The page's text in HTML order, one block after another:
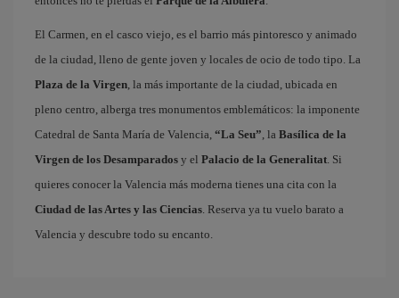
El Carmen, en el casco viejo, es el barrio más pintoresco y animado
de la ciudad, lleno de gente joven y locales de ocio de todo tipo. La
Plaza de la Virgen, la más importante de la ciudad, ubicada en
pleno centro, alberga tres monumentos emblemáticos: la imponente
Catedral de Santa María de Valencia, “La Seu”, la Basílica de la
Virgen de los Desamparados y el Palacio de la Generalitat. Si
quieres conocer la Valencia más moderna tienes una cita con la
Ciudad de las Artes y las Ciencias. Reserva ya tu vuelo barato a
Valencia y descubre todo su encanto.